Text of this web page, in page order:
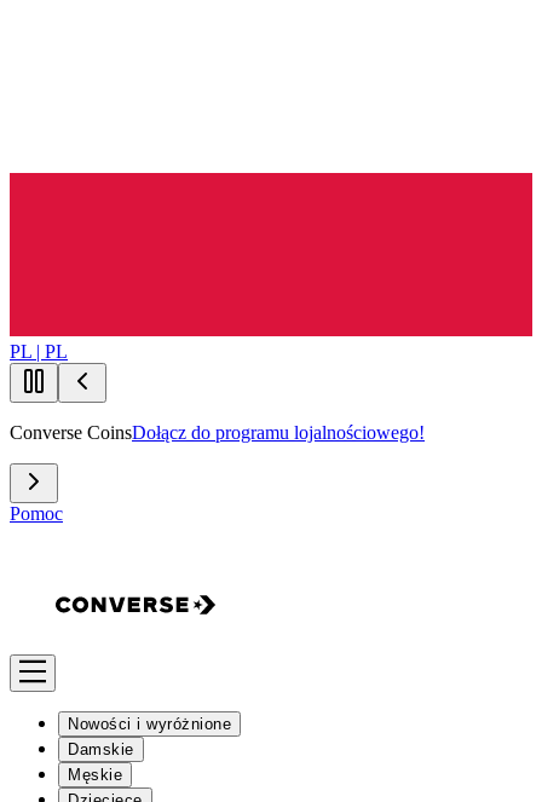
PL | PL
Converse CoinsDołącz do programu lojalnościowego!
Pomoc
Nowości i wyróżnione
Damskie
Męskie